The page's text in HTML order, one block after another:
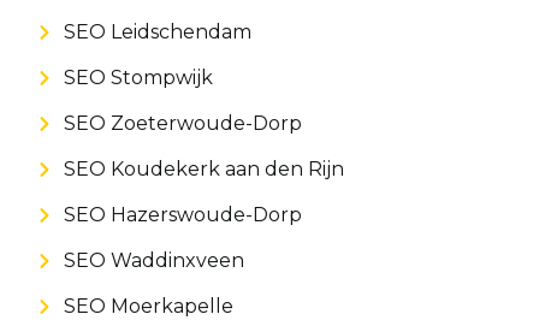
SEO Leidschendam
SEO Stompwijk
SEO Zoeterwoude-Dorp
SEO Koudekerk aan den Rijn
SEO Hazerswoude-Dorp
SEO Waddinxveen
SEO Moerkapelle